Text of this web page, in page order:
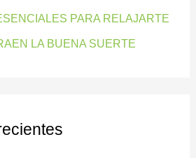
PARA RELAJARTE
LA BUENA SUERTE